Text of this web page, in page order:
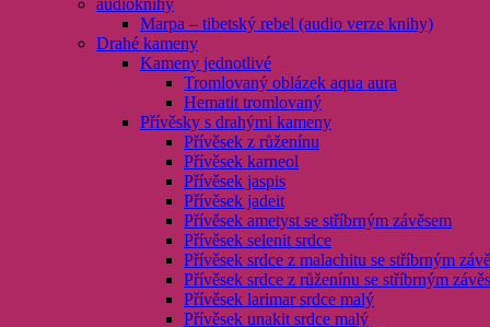
audioknihy
Marpa – tibetský rebel (audio verze knihy)
Drahé kameny
Kameny jednotlivé
Tromlovaný oblázek aqua aura
Hematit tromlovaný
Přívěsky s drahými kameny
Přívěsek z růženínu
Přívěsek karneol
Přívěsek jaspis
Přívěsek jadeit
Přívěsek ametyst se stříbrným závěsem
Přívěsek selenit srdce
Přívěsek srdce z malachitu se stříbrným
Přívěsek srdce z růženínu se stříbrným
Přívěsek larimar srdce malý
Přívěsek unakit srdce malý